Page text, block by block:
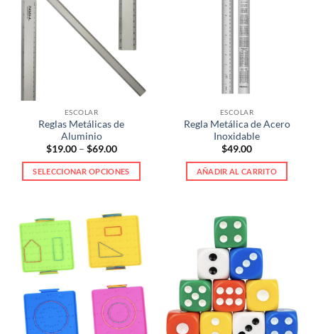
opciones
se
pueden
página
de
producto
Las
opciones
se
pueden
elegir
en
página
de
producto
ESCOLAR
Reglas Metálicas de
Aluminio
$19.00 – $69.00Price
$19.00
through
SELECCIONAR OPCIONES
tiene
múltiples
variantes.
Las
pueden
elegir
ESCOLAR
Regla Metálica de Acero
Inoxidable
$49.00
AÑADIR AL CARRITO